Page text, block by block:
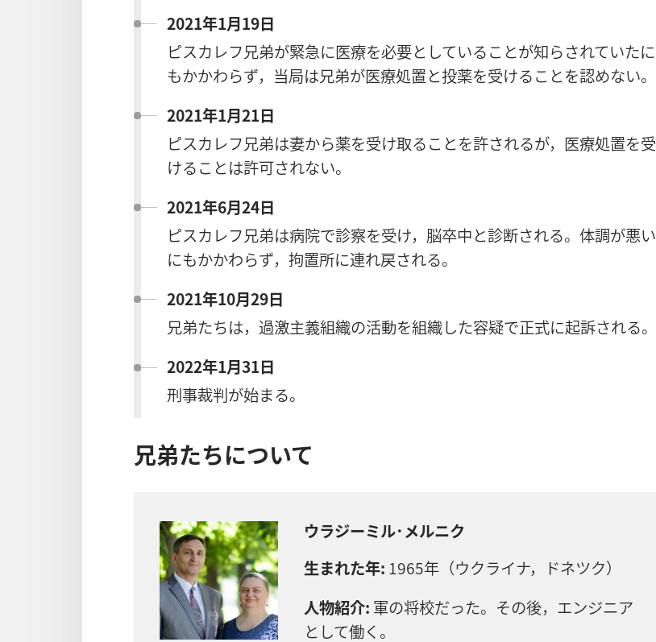
2021年1月19日
ピスカレフ兄弟が緊急に医療を必要としていることが知らされていたに
もかかわらず，当局は兄弟が医療処置と投薬を受けることを認めない。
2021年1月21日
ピスカレフ兄弟は妻から薬を受け取ることを許されるが，医療処置を受
けることは許可されない。
2021年6月24日
ピスカレフ兄弟は病院で診察を受け，脳卒中と診断される。体調が悪い
にもかかわらず，拘置所に連れ戻される。
2021年10月29日
兄弟たちは，過激主義組織の活動を組織した容疑で正式に起訴される。
2022年1月31日
刑事裁判が始まる。
兄弟たちについて
ウラジーミル･メルニク
生まれた年: 1965年（ウクライナ，ドネツク）
人物紹介: 軍の将校だった。その後，エンジニア
として働く。